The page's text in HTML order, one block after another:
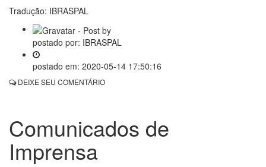
Tradução: IBRASPAL
postado por: IBRASPAL
postado em: 2020-05-14 17:50:16
DEIXE SEU COMENTÁRIO
Comunicados de
Imprensa